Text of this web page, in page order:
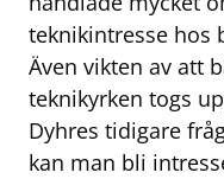
teknikintresse hos
Även vikten av att
teknikyrken togs
Dyhres tidigare
kan man bli